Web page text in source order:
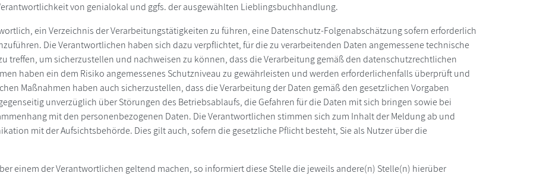
von genialokal und ggfs. der ausgewählten Lieblingsbuchhandlung.
ein Verzeichnis der Verarbeitungstätigkeiten zu führen, eine Datenschutz-Folgenabschätzung sofern erforderlich
Die Verantwortlichen haben sich dazu verpflichtet, für die zu verarbeitenden Daten angemessene technische
treffen, um sicherzustellen und nachweisen zu können, dass die Verarbeitung gemäß den datenschutzrechtlichen
haben ein dem Risiko angemessenes Schutzniveau zu gewährleisten und werden erforderlichenfalls überprüft und
Maßnahmen haben auch sicherzustellen, dass die Verarbeitung der Daten gemäß den gesetzlichen Vorgaben
unverzüglich über Störungen des Betriebsablaufs, die Gefahren für die Daten mit sich bringen sowie bei
mit den personenbezogenen Daten. Die Verantwortlichen stimmen sich zum Inhalt der Meldung ab und
mit der Aufsichtsbehörde. Dies gilt auch, sofern die gesetzliche Pflicht besteht, Sie als Nutzer über die
einem der Verantwortlichen geltend machen, so informiert diese Stelle die jeweils andere(n) Stelle(n) hierüber